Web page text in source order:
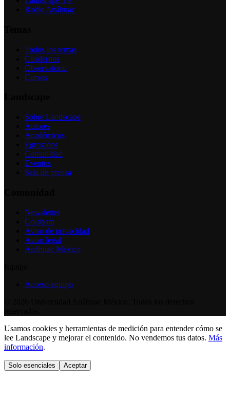
Radio Anáhuac
Todos los temas
Cuadernos
Observatorio
Cursos
Sobre Landscape
Autores
Académicos
Egresados
Comunidad
Eventos
Sala de prensa
Newsletter
Colabora
Aviso de privacidad
Aviso legal
Anáhuac México
Acceso equipo
Usamos cookies y herramientas de medición para entender cómo se
lee Landscape y mejorar el contenido. No vendemos tus datos. Más
información.
Solo esenciales Aceptar